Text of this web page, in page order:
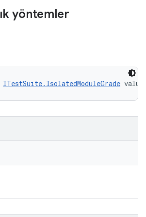
yöntemler
ITestSuite.IsolatedModuleGrade